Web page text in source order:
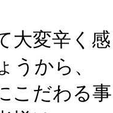
大変辛く
うから、
こだわる